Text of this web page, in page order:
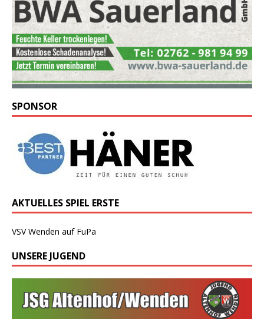
SPONSOR
AKTUELLES SPIEL ERSTE
VSV Wenden auf FuPa
UNSERE JUGEND